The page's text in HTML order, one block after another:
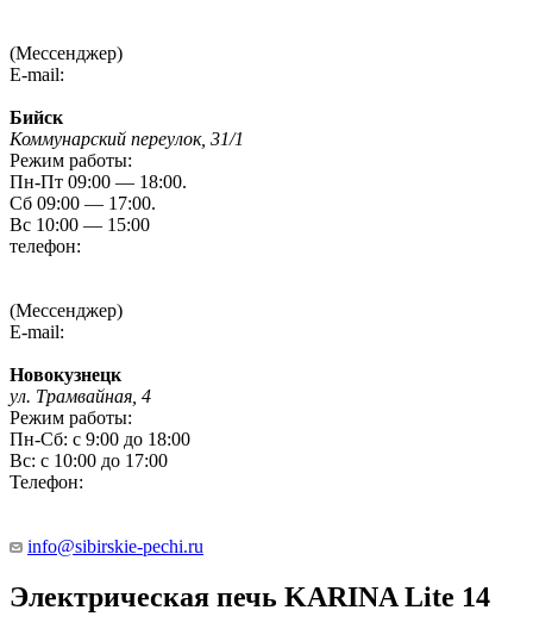
(Мессенджер)
E-mail:
Бийск
Коммунарский переулок, 31/1
Режим работы:
Пн-Пт 09:00 — 18:00.
Сб 09:00 — 17:00.
Вс 10:00 — 15:00
телефон:
(Мессенджер)
E-mail:
Новокузнецк
ул. Трамвайная, 4
Режим работы:
Пн-Сб: с 9:00 до 18:00
Вс: с 10:00 до 17:00
Телефон:
info@sibirskie-pechi.ru
Электрическая печь KARINA Lite 14